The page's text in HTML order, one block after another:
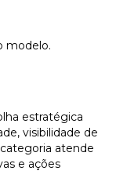
modelo.
estratégica
visibilidade de
atende
e ações